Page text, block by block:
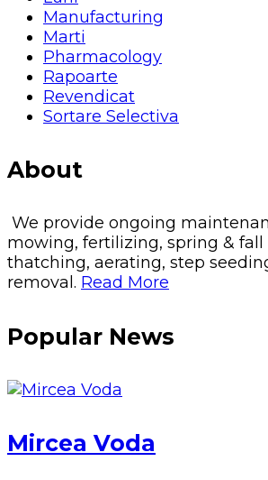
Manufacturing
Marti
Pharmacology
Rapoarte
Revendicat
Sortare Selectiva
About
We provide ongoing
mowing, fertilizing, spring & fall
thatching, aerating, step
removal. Read More
Popular News
Mircea Voda